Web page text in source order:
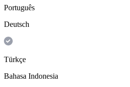
Português
Deutsch
Türkçe
Bahasa Indonesia